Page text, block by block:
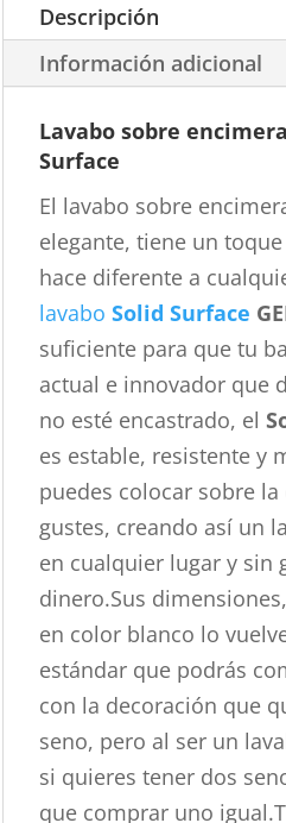
Descripción
Información adicional
Lavabo sobre
Surface
El lavabo sobre
elegante, tiene un
hace diferente a
lavaboSolid Surface
suficiente para que tu
actual e innovador que
no esté encastrado, el
es estable, resistente y
puedes colocar sobre
gustes, creando así un
en cualquier lugar y sin
dinero.Sus
en color blanco lo
estándar que podrás
con la decoración que
seno, pero al ser un
si quieres tener dos
que comprar uno